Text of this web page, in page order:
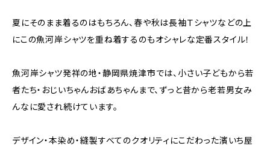
夏にそのまま着るのはもちろん、春や秋は長袖Ｔシャツなどの上
にこの魚河岸シャツを重ね着するのもオシャレな定番スタイル！
魚河岸シャツ発祥の地・静岡県焼津市では、小さい子どもから若
者たち・おじいちゃんおばあちゃんまで、ずっと昔から老若男女み
んなに愛され続けています。
デザイン・本染め・縫製すべてのクオリティにこだわった濱いち屋